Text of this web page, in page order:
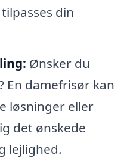
din
Ønsker du
En damefrisør kan
løsninger eller
det ønskede
lejlighed.